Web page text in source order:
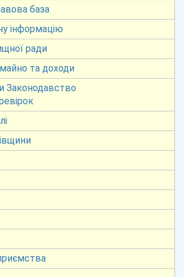
база
інформацію
ради
та доходи
Законодавство